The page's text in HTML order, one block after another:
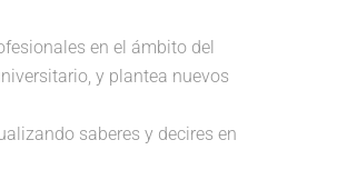
en el ámbito del
y plantea nuevos
saberes y decires en